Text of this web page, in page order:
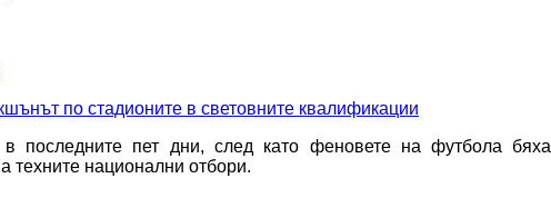
последните пет дни, след като феновете на футбола бяха
техните национални отбори.